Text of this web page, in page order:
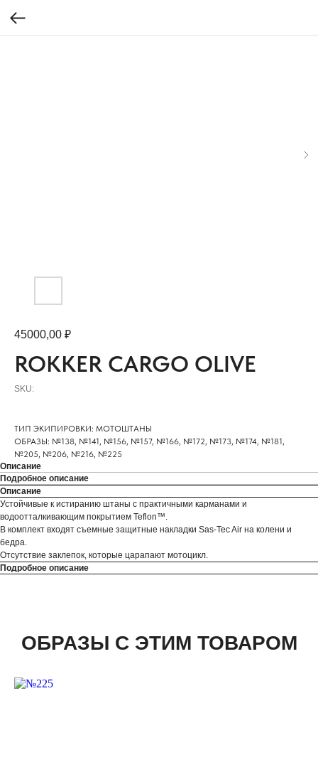
ROKKER CARGO OLIVE
SKU:
45000,00 ₽
ТИП ЭКИПИРОВКИ: МОТОШТАНЫ
ОБРАЗЫ: №138, №141, №156, №157, №166, №172, №173, №174, №181,
№205, №206, №216, №225
Описание
Подробное описание
Описание
Устойчивые к истиранию штаны с практичными карманами и
водоотталкивающим покрытием Teflon™.
В комплект входят съемные защитные накладки Sas-Tec Air на колени и
бедра.
Отсутствие заклепок, которые царапают мотоцикл.
Подробное описание
ОБРАЗЫ С ЭТИМ ТОВАРОМ